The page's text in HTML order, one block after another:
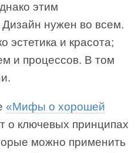
этим
Дизайн нужен во всем.
эстетика и красота;
и процессов. В том
«Мифы о хорошей
о ключевых принципах
можно применить